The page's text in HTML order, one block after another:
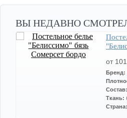
ВЫ НЕДАВНО
от
Бренд:
Состав:
Ткань:
Страна: